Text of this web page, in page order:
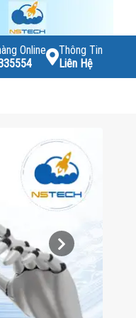
Online
Thông Tin
Liên Hệ